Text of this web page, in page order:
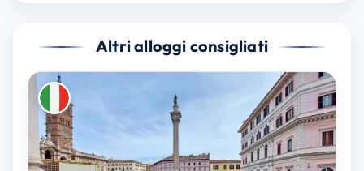
Altri alloggi consigliati